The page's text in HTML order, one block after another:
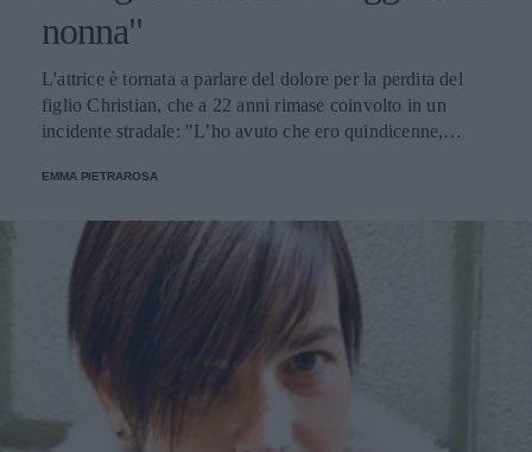
nonna"
L'attrice è tornata a parlare del dolore per la perdita del
figlio Christian, che a 22 anni rimase coinvolto in un
incidente stradale: "L’ho avuto che ero quindicenne,
EMMA PIETRAROSA